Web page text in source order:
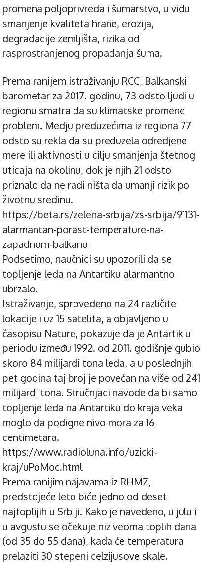
promena poljoprivreda i šumarstvo, u vidu
smanjenje kvaliteta hrane, erozija,
degradacije zemljišta, rizika od
rasprostranjenog propadanja šuma.
Prema ranijem istraživanju RCC, Balkanski
barometar za 2017. godinu, 73 odsto ljudi u
regionu smatra da su klimatske promene
problem. Medju preduzećima iz regiona 77
odsto su rekla da su preduzela odredjene
mere ili aktivnosti u cilju smanjenja štetnog
uticaja na okolinu, dok je njih 21 odsto
priznalo da ne radi ništa da umanji rizik po
životnu sredinu.
https://beta.rs/zelena-srbija/zs-srbija/91131-
alarmantan-porast-temperature-na-
zapadnom-balkanu
Podsetimo, naučnici su upozorili da se
topljenje leda na Antartiku alarmantno
ubrzalo.
Istraživanje, sprovedeno na 24 različite
lokacije i uz 15 satelita, a objavljeno u
časopisu Nature, pokazuje da je Antartik u
periodu između 1992. od 2011. godišnje gubio
skoro 84 milijardi tona leda, a u poslednjih
pet godina taj broj je povećan na više od 241
milijardi tona. Stručnjaci navode da bi samo
topljenje leda na Antartiku do kraja veka
moglo da podigne nivo mora za 16
centimetara.
https://www.radioluna.info/uzicki-
kraj/uPoMoc.html
Prema ranijim najavama iz RHMZ,
predstojeće leto biće jedno od deset
najtoplijih u Srbiji. Kako je navedeno, u julu i
u avgustu se očekuje niz veoma toplih dana
(od 35 do 55 dana), kada će temperatura
prelaziti 30 stepeni celzijusove skale.